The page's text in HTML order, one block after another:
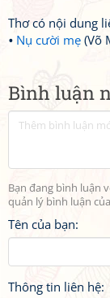
Bình luận
Bạn đang bình luận
quản lý bình luận
Tên của bạn:
Thông tin liên hệ:
Thơ có nội dung
Nụ cười mẹ (Võ